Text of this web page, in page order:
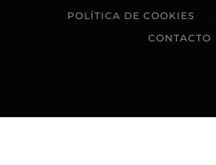
POLÍTICA DE COOKIES
CONTACTO